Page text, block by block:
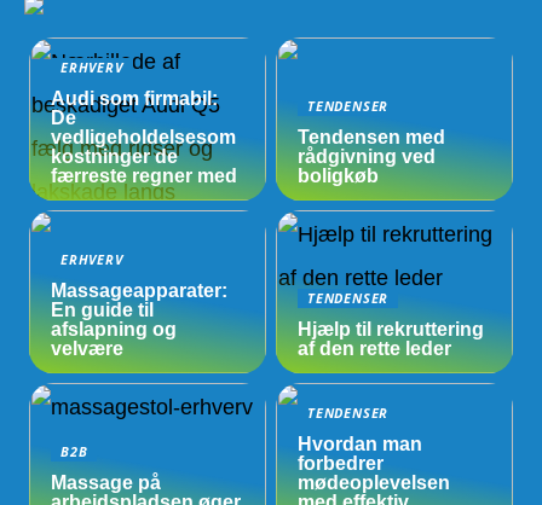
ERHVERV
Audi som firmabil:
De
vedligeholdelsesom
kostninger de
færreste regner med
TENDENSER
Tendensen med
rådgivning ved
boligkøb
ERHVERV
Massageapparater:
En guide til
afslapning og
velvære
TENDENSER
Hjælp til rekruttering
af den rette leder
B2B
Massage på
TENDENSER
Hvordan man
forbedrer
mødeoplevelsen